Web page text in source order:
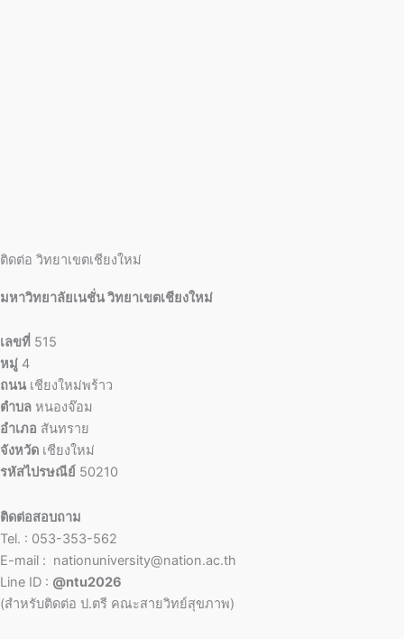
ติดต่อ วิทยาเขตเชียงใหม่
มหาวิทยาลัยเนชั่น วิทยาเขตเชียงใหม่
เลขที่ 515
หมู่ 4
ถนน เชียงใหม่พร้าว
ตำบล หนองจ๊อม
อำเภอ สันทราย
จังหวัด เชียงใหม่
รหัสไปรษณีย์ 50210
ติดต่อสอบถาม
Tel. : 053-353-562
E-mail : nationuniversity@nation.ac.th
Line ID : @ntu2026
(สำหรับติดต่อ ป.ตรี คณะสายวิทย์สุขภาพ)